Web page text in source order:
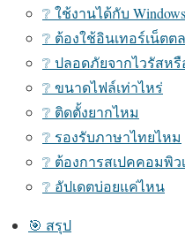
❔ ใช้งานได้กับ
❔ ต้องใช้อินเทอร์เน็ตต
❔ ปลอดภัยจากไวรัสห
❔ ขนาดไฟล์เท่าไหร่
❔ ติดตั้งยากไหม
❔ รองรับภาษาไทยไหม
❔ ต้องการสเปคคอมพิว
❔ อัปเดตบ่อยแค่ไหน
🎯 สรุป